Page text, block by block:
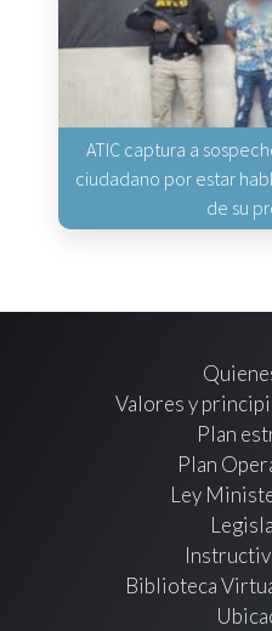
ATIC captura a
ciudadano por estar
de su
Valores y
Plan
Plan
Ley
Biblioteca